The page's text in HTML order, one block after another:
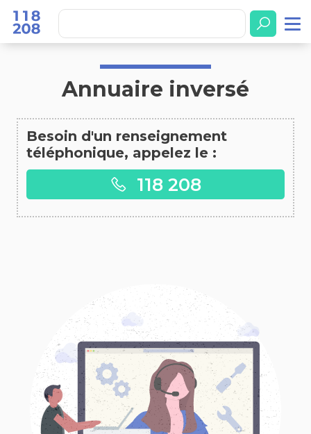
Accueil
Annuaire inversé
Besoin d'un renseignement
téléphonique, appelez le :
118 208